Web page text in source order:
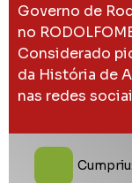
Governo de
no
Considerado
da História de
nas redes
Cumpriu: